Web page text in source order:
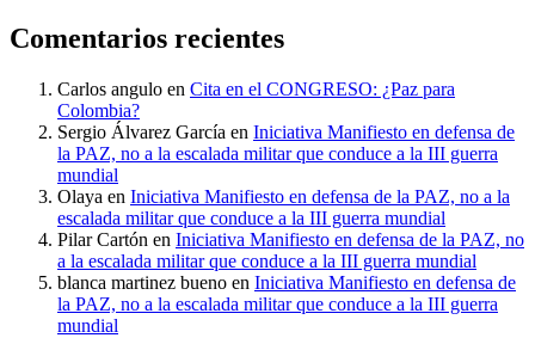
Comentarios recientes
Carlos angulo en Cita en el CONGRESO: ¿Paz para
Colombia?
Sergio Álvarez García en Iniciativa Manifiesto en defensa de
la PAZ, no a la escalada militar que conduce a la III guerra
mundial
Olaya en Iniciativa Manifiesto en defensa de la PAZ, no a la
escalada militar que conduce a la III guerra mundial
Pilar Cartón en Iniciativa Manifiesto en defensa de la PAZ, no
a la escalada militar que conduce a la III guerra mundial
blanca martinez bueno en Iniciativa Manifiesto en defensa de
la PAZ, no a la escalada militar que conduce a la III guerra
mundial